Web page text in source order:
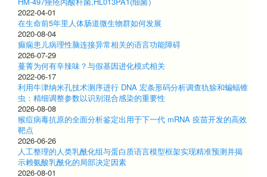
2022-04-01
在生命前5年里人体肠道微生物群如何发展
2020-08-04
癫痫患儿病理性脑连接异常相关的语言功能障碍
2026-07-29
蔓菁为何有辛辣味？与假基因进化模式相关
2022-06-17
利用牛津纳米孔技术测序进行 DNA 宏条形码分析调查犰狳和蝙蝠锥
虫：精细调整参数以识别混合感染的重要性
2026-08-08
猴痘病毒抗原的全面分析鉴定出用于下一代 mRNA 疫苗开发的高效
靶点
2026-06-26
人工整理的人类乳酰化组与蛋白质语言模型框架实现精准预测并揭
示赖氨酸乳酰化的局部决定因素
2026-08-01